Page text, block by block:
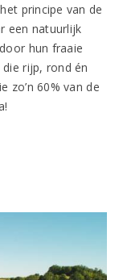
principe van de
een natuurlijk
hun fraaie
rijp, rond én
zo’n 60% van de